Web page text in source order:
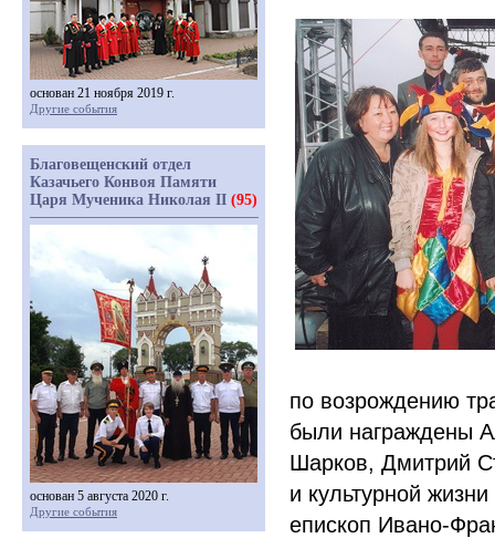
по возрождению
были награждены
Шарков, Дмитрий
и культурной
епископ Ивано-
основан 21 ноября 2019 г.
Другие события
Благовещенский отдел
Казачьего Конвоя Памяти
Царя Мученика Николая II (95)
основан 5 августа 2020 г.
Другие события